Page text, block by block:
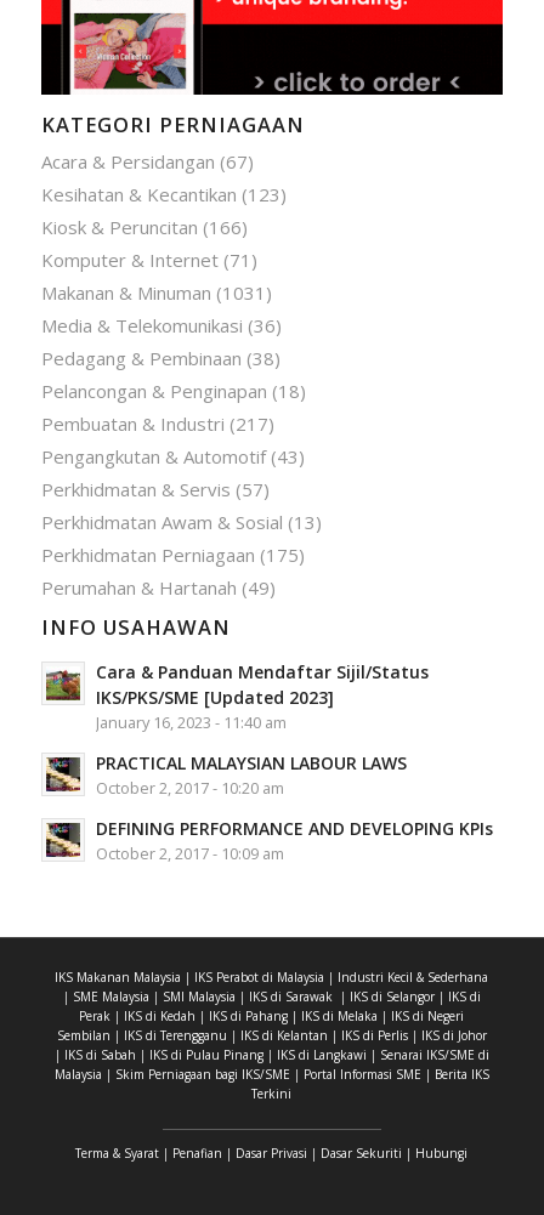
KATEGORI PERNIAGAAN
Acara & Persidangan (67)
Kesihatan & Kecantikan (123)
Kiosk & Peruncitan (166)
Komputer & Internet(71)
Makanan & Minuman (1031)
Media & Telekomunikasi (36)
Pedagang & Pembinaan (38)
Pelancongan & Penginapan (18)
Pembuatan & Industri (217)
Pengangkutan & Automotif(43)
Perkhidmatan & Servis (57)
Perkhidmatan Awam & Sosial (13)
Perkhidmatan Perniagaan (175)
Perumahan & Hartanah (49)
INFO USAHAWAN
Cara & Panduan Mendaftar Sijil/Status
IKS/PKS/SME [Updated 2023]
January 16, 2023 - 11:40 am
PRACTICAL MALAYSIAN LABOUR LAWS
October 2, 2017 - 10:20 am
DEFINING PERFORMANCE AND DEVELOPING KPIs
October 2, 2017 - 10:09 am
IKS Makanan Malaysia | IKS Perabot di Malaysia | Industri Kecil & Sederhana
| SME Malaysia | SMI Malaysia | IKS di Sarawak | IKS di Selangor| IKS di
Perak | IKS di Kedah | IKS di Pahang | IKS di Melaka | IKS di Negeri
Sembilan | IKS di Terengganu | IKS di Kelantan | IKS di Perlis| IKS di Johor
| IKS di Sabah | IKS di Pulau Pinang| IKS di Langkawi | Senarai IKS/SME di
Malaysia | Skim Perniagaan bagi IKS/SME | Portal Informasi SME | Berita IKS
Terkini
Terma & Syarat | Penafian | Dasar Privasi | Dasar Sekuriti | Hubungi